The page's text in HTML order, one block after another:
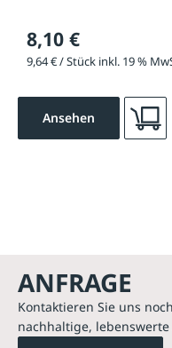
8,10 €
9,64 € / Stück inkl. 19 %
Ansehen
ANFRAGE
Kontaktieren Sie uns
nachhaltige,